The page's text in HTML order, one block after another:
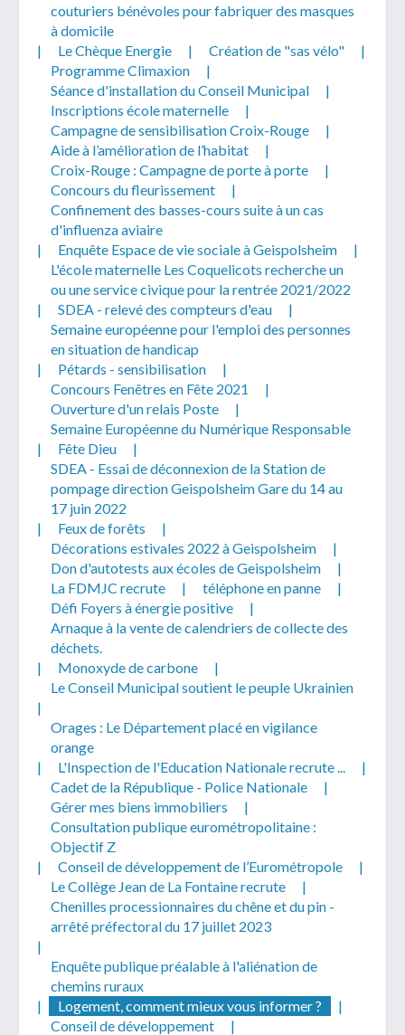
couturiers bénévoles pour fabriquer des masques
à domicile
|
Le Chèque Energie | Création de "sas vélo"
|
Programme Climaxion
|
Séance d'installation du Conseil Municipal
|
Inscriptions école maternelle
|
Campagne de sensibilisation Croix-Rouge
|
Aide à l’amélioration de l’habitat
|
Croix-Rouge : Campagne de porte à porte
|
Concours du fleurissement
|
Confinement des basses-cours suite à un cas
d'influenza aviaire
|
Enquête Espace de vie sociale à Geispolsheim
|
L'école maternelle Les Coquelicots recherche un
ou une service civique pour la rentrée 2021/2022
|
SDEA - relevé des compteurs d'eau
|
Semaine européenne pour l'emploi des personnes
en situation de handicap
|
Pétards - sensibilisation
|
Concours Fenêtres en Fête 2021
|
Ouverture d'un relais Poste
|
Semaine Européenne du Numérique Responsable
|
Fête Dieu
|
SDEA - Essai de déconnexion de la Station de
pompage direction Geispolsheim Gare du 14 au
17 juin 2022
|
Feux de forêts
|
Décorations estivales 2022 à Geispolsheim
|
Don d'autotests aux écoles de Geispolsheim
|
La FDMJC recrute
| téléphone en panne
|
Défi Foyers à énergie positive
|
Arnaque à la vente de calendriers de collecte des
déchets.
|
Monoxyde de carbone
|
Le Conseil Municipal soutient le peuple Ukrainien
|
Orages : Le Département placé en vigilance
orange
|
L'Inspection de l'Education Nationale recrute ...
|
Cadet de la République - Police Nationale
|
Gérer mes biens immobiliers
|
Consultation publique eurométropolitaine :
Objectif Z
|
Conseil de développement de l’Eurométropole
|
Le Collège Jean de La Fontaine recrute
|
Chenilles processionnaires du chêne et du pin -
arrêté préfectoral du 17 juillet 2023
|
Enquête publique préalable à l'aliénation de
chemins ruraux
|
Logement, comment mieux vous informer ?
|
Conseil de développement
|